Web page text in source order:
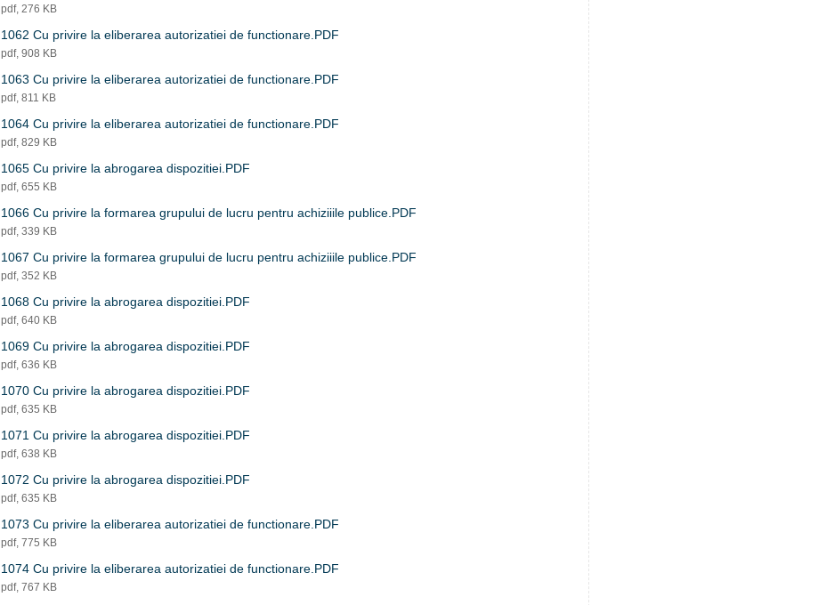
pdf, 276 KB
1062 Cu privire la eliberarea autorizatiei de functionare.PDF
pdf, 908 KB
1063 Cu privire la eliberarea autorizatiei de functionare.PDF
pdf, 811 KB
1064 Cu privire la eliberarea autorizatiei de functionare.PDF
pdf, 829 KB
1065 Cu privire la abrogarea dispozitiei.PDF
pdf, 655 KB
1066 Cu privire la formarea grupului de lucru pentru achiziiile publice.PDF
pdf, 339 KB
1067 Cu privire la formarea grupului de lucru pentru achiziiile publice.PDF
pdf, 352 KB
1068 Cu privire la abrogarea dispozitiei.PDF
pdf, 640 KB
1069 Cu privire la abrogarea dispozitiei.PDF
pdf, 636 KB
1070 Cu privire la abrogarea dispozitiei.PDF
pdf, 635 KB
1071 Cu privire la abrogarea dispozitiei.PDF
pdf, 638 KB
1072 Cu privire la abrogarea dispozitiei.PDF
pdf, 635 KB
1073 Cu privire la eliberarea autorizatiei de functionare.PDF
pdf, 775 KB
1074 Cu privire la eliberarea autorizatiei de functionare.PDF
pdf, 767 KB